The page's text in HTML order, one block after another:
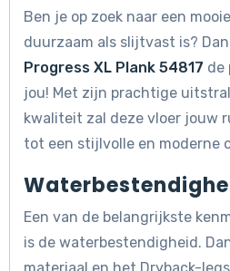
Ben je op zoek naar een
duurzaam als slijtvast is?
Progress XL Plank 54817 de
jou! Met zijn prachtige
kwaliteit zal deze vloer jouw
tot een stijlvolle en moderne
Een van de belangrijkste
is de waterbestendigheid.